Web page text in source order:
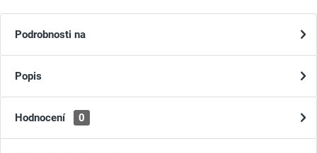
Podrobnosti na
Popis
Hodnocení 0